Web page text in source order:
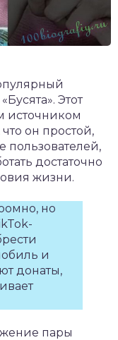
Этот
источником
он простой,
пользователей,
достаточно
жизни.
но
и
донаты,
пары